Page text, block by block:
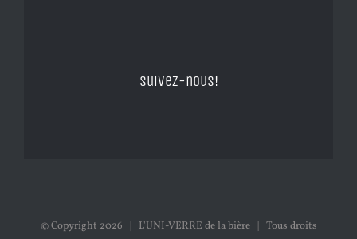
Suivez-nous!
© Copyright 2026 | L'UNI-VERRE de la bière | Tous droits